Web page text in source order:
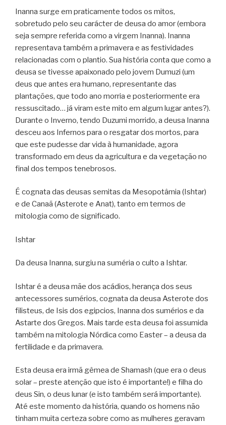
Inanna surge em praticamente todos os mitos,
sobretudo pelo seu carácter de deusa do amor (embora
seja sempre referida como a virgem Inanna). Inanna
representava também a primavera e as festividades
relacionadas com o plantio. Sua história conta que como a
deusa se tivesse apaixonado pelo jovem Dumuzi (um
deus que antes era humano, representante das
plantações, que todo ano morria e posteriormente era
ressuscitado… já viram este mito em algum lugar antes?).
Durante o Inverno, tendo Duzumi morrido, a deusa Inanna
desceu aos Infernos para o resgatar dos mortos, para
que este pudesse dar vida à humanidade, agora
transformado em deus da agricultura e da vegetação no
final dos tempos tenebrosos.
É cognata das deusas semitas da Mesopotâmia (Ishtar)
e de Canaã (Asterote e Anat), tanto em termos de
mitologia como de significado.
Ishtar
Da deusa Inanna, surgiu na suméria o culto a Ishtar.
Ishtar é a deusa mãe dos acádios, herança dos seus
antecessores sumérios, cognata da deusa Asterote dos
filisteus, de Isis dos egipcios, Inanna dos sumérios e da
Astarte dos Gregos. Mais tarde esta deusa foi assumida
também na mitologia Nórdica como Easter – a deusa da
fertilidade e da primavera.
Esta deusa era irmã gêmea de Shamash (que era o deus
solar – preste atenção que isto é importante!) e filha do
deus Sin, o deus lunar (e isto também será importante).
Até este momento da história, quando os homens não
tinham muita certeza sobre como as mulheres geravam